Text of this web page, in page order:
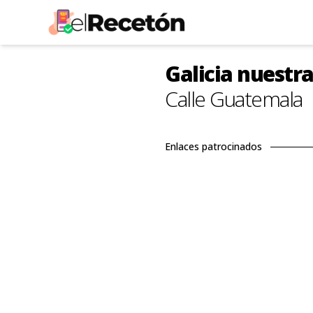
Galicia
Calle Guatemala
Enlaces patrocinados